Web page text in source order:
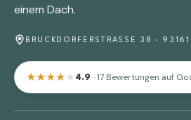
einem Dach.
BRUCKDORFERSTRASSE 38 ·
★★★★★ 4.9 · 17 Bewertungen auf